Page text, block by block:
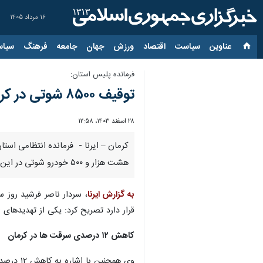
۱۶ مرداد ۱۴۰۵
عناوین‌ سیاست اقتصاد ورزش جهان جامعه فرهنگ
فرمانده پلیس استان:
توقیف ۸۵۰۰ شوتی در کرمان/ ۶۴ هزار تبعه غیرمجاز بازگردانده شدند
۲۸ اسفند ۱۴۰۳، ۱۲:۵۸